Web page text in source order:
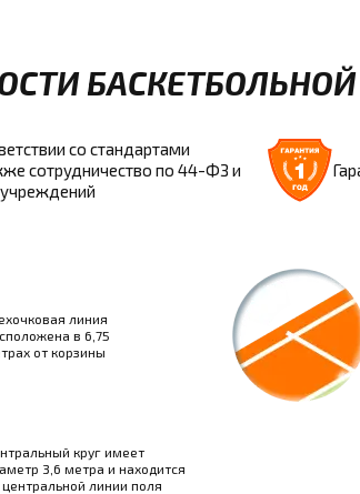
со стандартами
сотрудничество по 44-ФЗ и
линия
в 6,75
от корзины
круг имеет
3,6 метра и находится
линии поля